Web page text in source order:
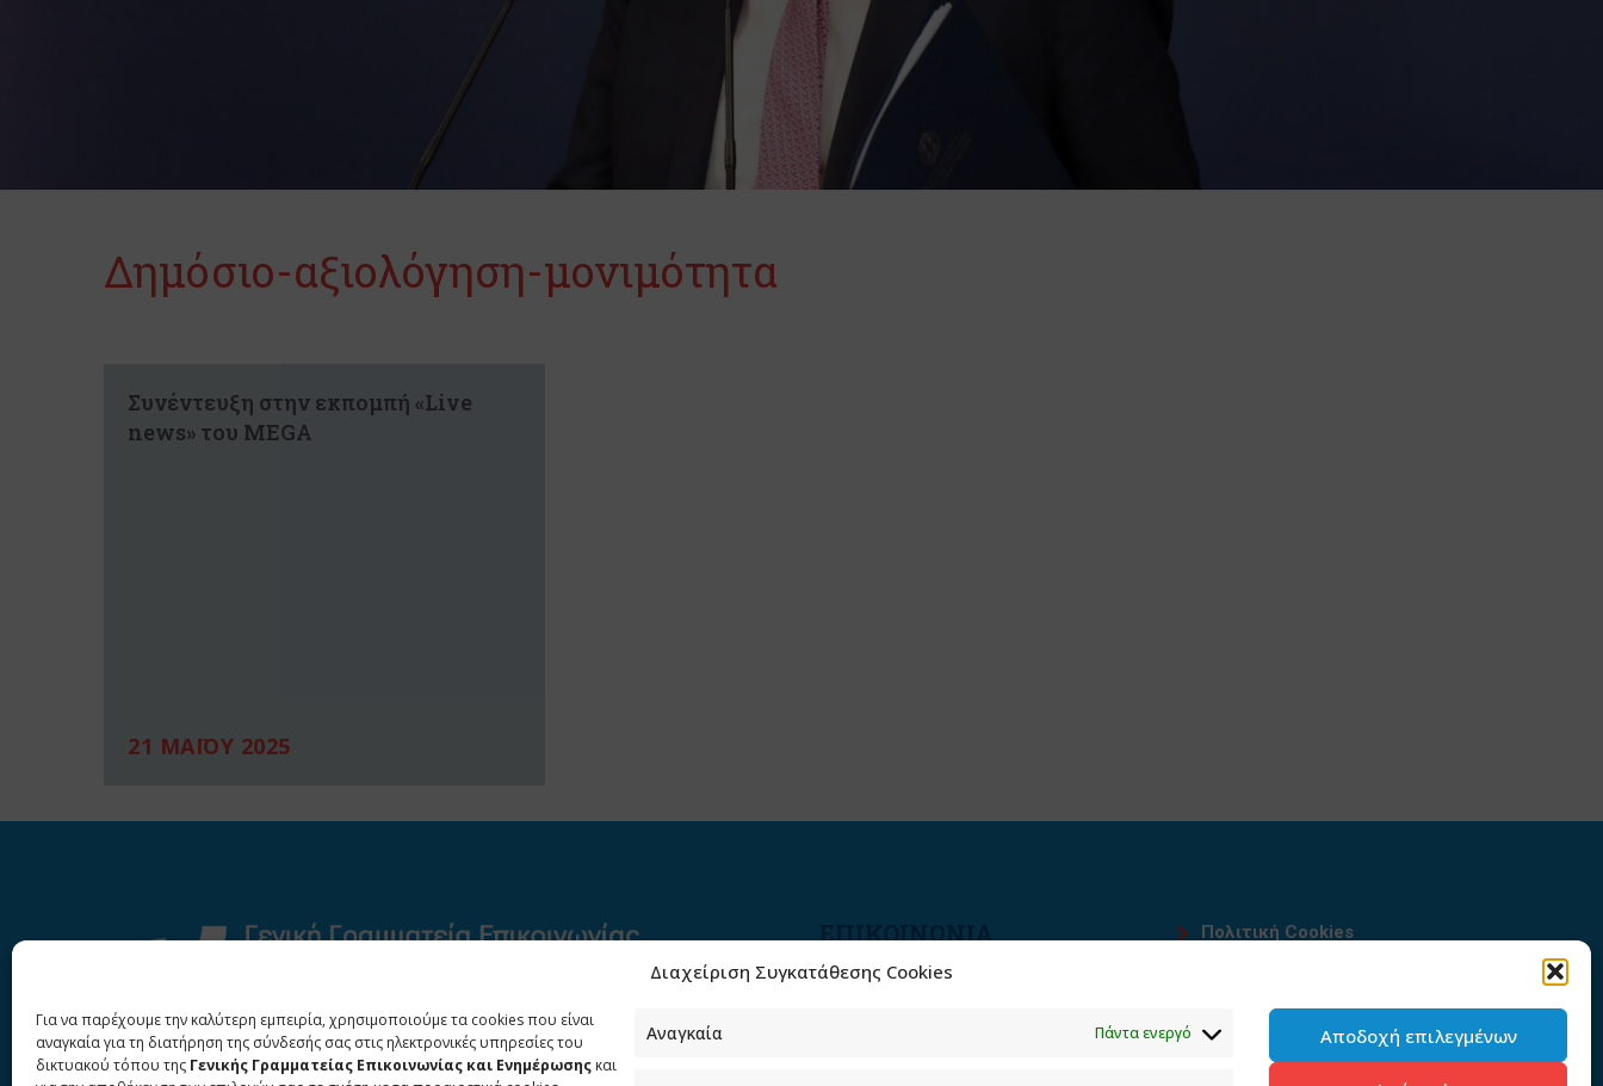
Διαχείριση Συγκατάθεσης Cookies
Για να παρέχουμε την καλύτερη εμπειρία, χρησιμοποιούμε τα cookies που είναι
αναγκαία για τη διατήρηση της σύνδεσής σας στις ηλεκτρονικές υπηρεσίες του
δικτυακού τόπου της Γενικής Γραμματείας Επικοινωνίας και Ενημέρωσης και
Αναγκαία Πάντα ενεργό Αποδοχή επιλεγμένων
Δημόσιο-αξιολόγηση-μονιμότητα
Συνέντευξη στην εκπομπή «Live
news» του MEGA
21 ΜΑΪΟΥ 2025
ΕΠΙΚΟΙΝΩΝΙΑ
Φραγκούδη 11 & Αλεξάνδρου
Πολιτική Cookies
Πολιτική προστασίας
προσωπικών δεδομένων του
παρόντος ιστότοπου